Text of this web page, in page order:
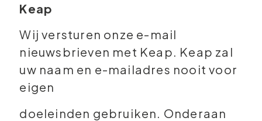
Keap
Wij versturen onze e-mail
nieuwsbrieven met Keap. Keap zal
uw naam en e-mailadres nooit voor
eigen
doeleinden gebruiken. Onderaan